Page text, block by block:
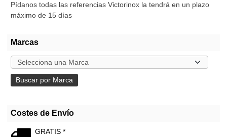
Pídanos todas las referencias Victorinox la tendrá en un plazo
máximo de 15 días
Marcas
Costes de Envío
GRATIS *